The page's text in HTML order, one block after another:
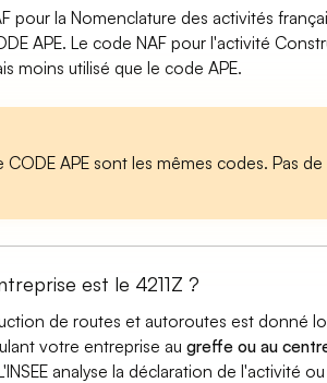
pour la Nomenclature des activités
APE. Le code NAF pour l'activité
moins utilisé que le code APE.
CODE APE sont les mêmes codes. Pas
est le 4211Z ?
de routes et autoroutes est donné
votre entreprise augreffe ou au
analyse la déclaration de l'activité